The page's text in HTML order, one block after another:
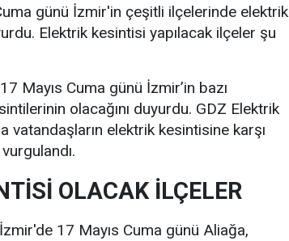
günü İzmir'in çeşitli ilçelerinde elektrik
Elektrik kesintisi yapılacak ilçeler şu
Mayıs Cuma günü İzmir’in bazı
olacağını duyurdu. GDZ Elektrik
vatandaşların elektrik kesintisine karşı
OLACAK İLÇELER
17 Mayıs Cuma günü Aliağa,